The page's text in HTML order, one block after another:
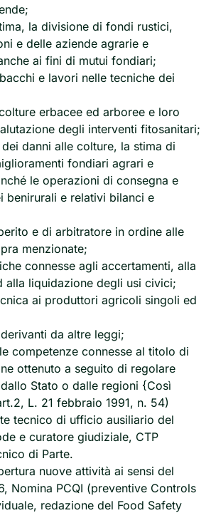
la divisione di fondi rustici,
e delle aziende agrarie e
ai fini di mutui fondiari;
e lavori nelle tecniche dei
erbacee ed arboree e loro
degli interventi fitosanitari;
danni alle colture, la stima di
fondiari agrari e
le operazioni di consegna e
benirurali e relativi bilanci e
e di arbitratore in ordine alle
menzionate;
connesse agli accertamenti, alla
alla liquidazione degli usi civici;
ai produttori agricoli singoli ed
da altre leggi;
competenze connesse al titolo di
ottenuto a seguito di regolare
Stato o dalle regioni {Così
L. 21 febbraio 1991, n. 54)
tecnico di ufficio ausiliario del
e curatore giudiziale, CTP
di Parte.
nuove attività ai sensi del
Nomina PCQI (preventive Controls
redazione del Food Safety